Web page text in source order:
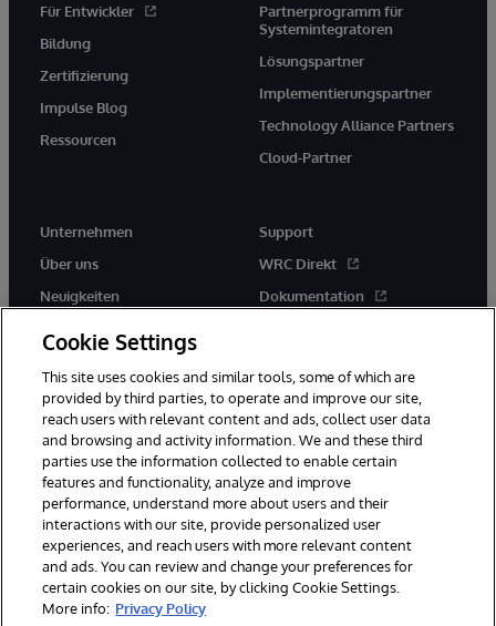
Für Entwickler
Bildung
Zertifizierung
Impulse Blog
Ressourcen
Partnerprogramm für
Systemintegratoren
Lösungspartner
Implementierungspartner
Technology Alliance Partners
Cloud-Partner
Unternehmen
Über uns
Neuigkeiten
Support
WRC Direkt
Dokumentation
© 1996-2026 InterSystems Corporation, Boston, MA. Alle Rechte
vorbehalten.
Mitteilungen/Geschäftsbedingungen
Erklärung zum Datenschutz
Geld-zurück-Garantie
Impressum Barrierefreiheit
Cookie Settings
This site uses cookies and similar tools, some of which are
provided by third parties, to operate and improve our site,
reach users with relevant content and ads, collect user data
and browsing and activity information. We and these third
parties use the information collected to enable certain
features and functionality, analyze and improve
performance, understand more about users and their
interactions with our site, provide personalized user
experiences, and reach users with more relevant content
and ads. You can review and change your preferences for
certain cookies on our site, by clicking Cookie Settings.
More info: Privacy Policy